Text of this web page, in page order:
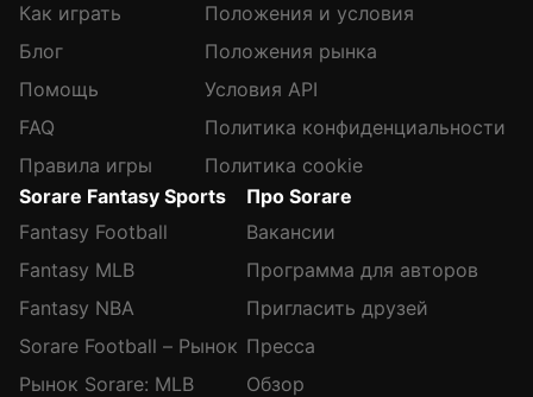
Как играть
Блог
Помощь
FAQ
Правила игры
Положения и условия
Положения рынка
Условия API
Политика конфиденциальности
Политика cookie
Sorare Fantasy Sports
Fantasy Football
Fantasy MLB
Fantasy NBA
Sorare Football – Рынок
Рынок Sorare: MLB
Про Sorare
Вакансии
Программа для авторов
Пригласить друзей
Пресса
Обзор